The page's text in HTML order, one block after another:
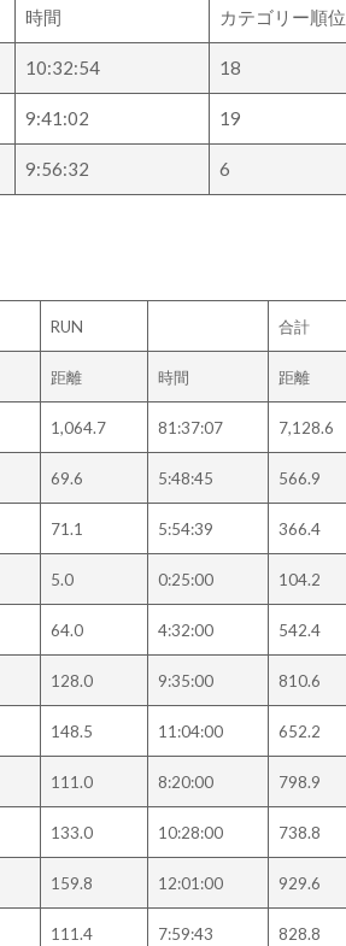
時間 カテゴリー順位
10:32:54 18
9:41:02 19
9:56:32 6
RUN 合計
距離 時間 距離
1,064.7 81:37:07 7,128.6
69.6 5:48:45 566.9
71.1 5:54:39 366.4
5.0 0:25:00 104.2
64.0 4:32:00 542.4
128.0 9:35:00 810.6
148.5 11:04:00 652.2
111.0 8:20:00 798.9
133.0 10:28:00 738.8
159.8 12:01:00 929.6
111.4 7:59:43 828.8